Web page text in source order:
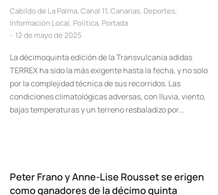
Cabildo de La Palma, Canal 11, Canarias, Deportes,
Información Local, Política, Portada
12 de mayo de 2025
La décimoquinta edición de la Transvulcania adidas
TERREX ha sido la más exigente hasta la fecha, y no solo
por la complejidad técnica de sus recorridos. Las
condiciones climatológicas adversas, con lluvia, viento,
bajas temperaturas y un terreno resbaladizo por…
Peter Frano y Anne-Lise Rousset se erigen
como ganadores de la décimo quinta